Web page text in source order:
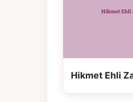
Hikmet Ehli